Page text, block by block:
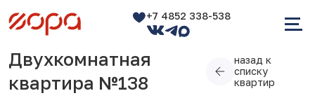
+7 4852 338-538
Двухкомнатная
квартира №138
назад к
списку
квартир